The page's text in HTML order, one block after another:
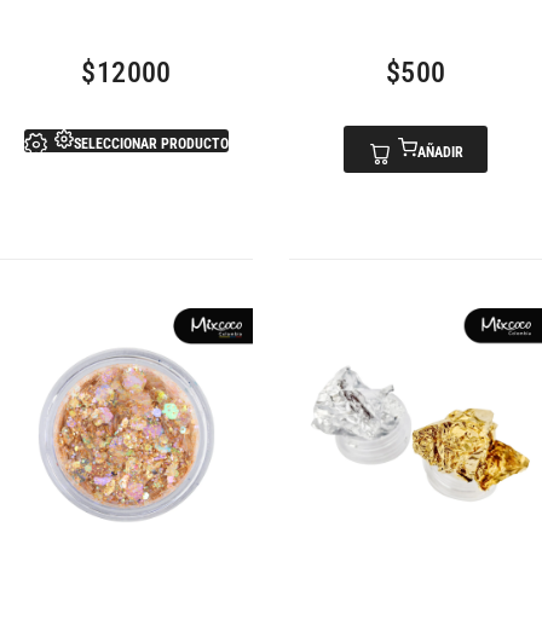
$12000
SELECCIONAR PRODUCTO
$500
AÑADIR